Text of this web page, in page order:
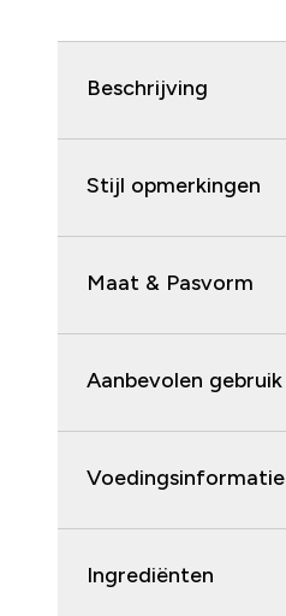
Beschrijving
Stijl opmerkingen
Maat & Pasvorm
Aanbevolen gebruik
Voedingsinformatie
Ingrediënten